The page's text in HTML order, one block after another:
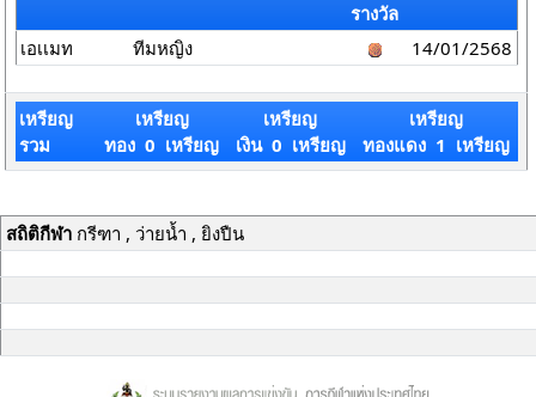
รางวัล
เอเเมท ทีมหญิง 14/01/2568
เหรียญ
รวม
เหรียญ
ทอง 0 เหรียญ
เหรียญ
เงิน 0 เหรียญ
เหรียญ
ทองแดง 1 เหรียญ
สถิติกีฬากรีฑา , ว่ายน้ำ , ยิงปืน